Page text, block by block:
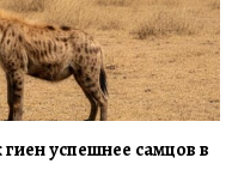
успешнее самцов в